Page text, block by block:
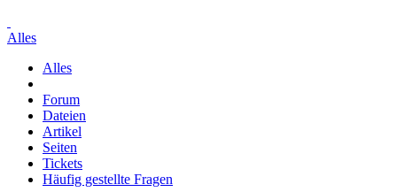
Alles
Alles
Forum
Dateien
Artikel
Seiten
Tickets
Häufig gestellte Fragen